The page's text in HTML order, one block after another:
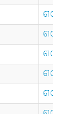
6100-601
6100-709
6100-667
6100-673
6100-760